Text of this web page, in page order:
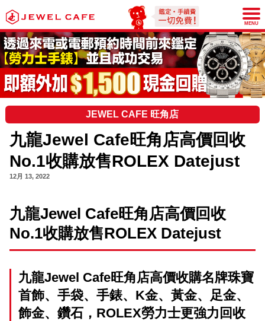
JEWEL CAFE
MENU
JEWEL CAFE 旺角店
九龍Jewel Cafe旺角店高價回收
No.1收購放售ROLEX Datejust
12月 13, 2022
九龍Jewel Cafe旺角店高價回收
No.1收購放售ROLEX Datejust
九龍Jewel Cafe旺角店高價收購名牌珠寶
首飾、手袋、手錶、K金、黃金、足金、
飾金、鑽石，ROLEX勞力士更強力回收